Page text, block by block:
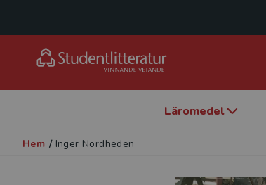
Läromedel
Hem / Inger Nordheden